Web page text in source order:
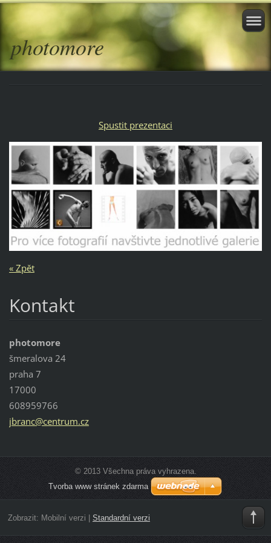
photomore
Spustit prezentaci
« Zpět
Kontakt
photomore
šmeralova 24
praha 7
17000
608959766
jbranc@centrum.cz
© 2013 Všechna práva vyhrazena.
Tvorba www stránek zdarma
Zobrazit: Mobilní verzi Standardní verzi